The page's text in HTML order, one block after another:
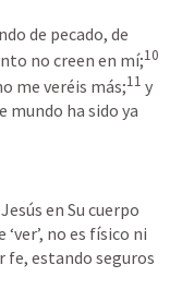
de pecado, de
no creen en mí;10
me veréis más;11 y
mundo ha sido ya
en Su cuerpo
no es físico ni
fe, estando seguros